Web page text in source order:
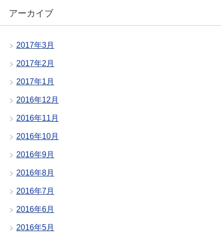
アーカイブ
2017年3月
2017年2月
2017年1月
2016年12月
2016年11月
2016年10月
2016年9月
2016年8月
2016年7月
2016年6月
2016年5月